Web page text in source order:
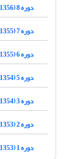
دوره 8 (1356)
دوره 7 (1355)
دوره 6 (1355)
دوره 5 (1354)
دوره 3 (1354)
دوره 2 (1353)
دوره 1 (1353)